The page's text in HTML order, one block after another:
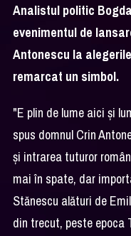
Analistul politic
evenimentul de
Antonescu la
remarcat un simbol.
"E plin de lume aici şi
spus domnul Crin
şi intrarea tuturor
mai în spate, dar
Stănescu alături de
din trecut, peste epoca